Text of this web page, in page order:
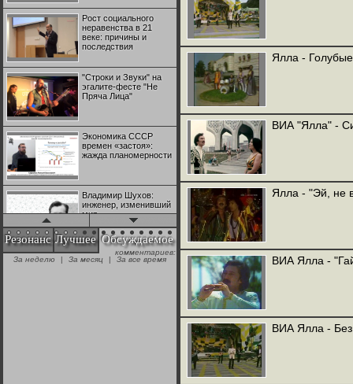
Рост социального
неравенства в 21
веке: причины и
последствия
"Строки и Звуки" на
эгалите-фесте "Не
Пряча Лица"
Экономика СССР
времен «застоя»:
жажда планомерности
Владимир Шухов:
инженер, изменивший
мир
"Аркадий Коц" на
эгалите-фесте "Не
Резонанс Лучшее Обсуждаемое
комментариев:
За неделю
| За месяц | За все время
Ялла -
ВИА "Ялла" -
Ялла - "Эй, не
ВИА Ялла -
ВИА Ялла -